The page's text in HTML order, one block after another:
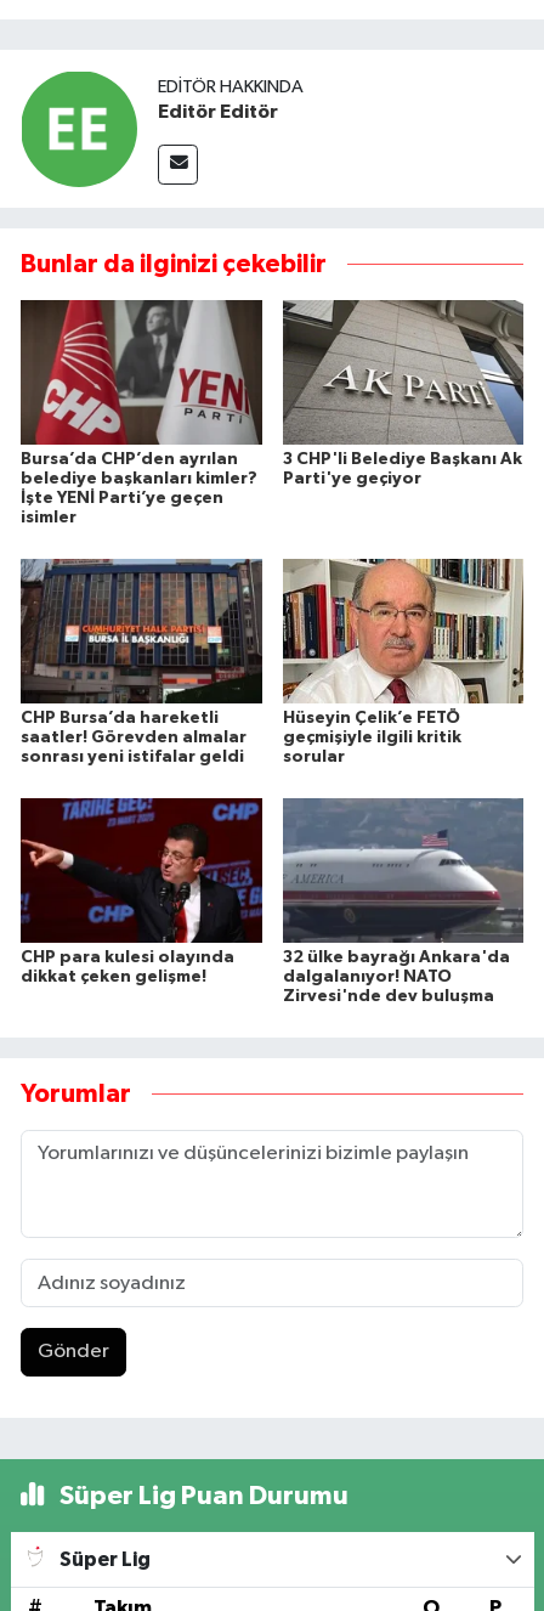
EDITÖR HAKKINDA
Editör Editör
Bunlar da ilginizi çekebilir
Bursa’da CHP’den ayrılan
belediye başkanları kimler?
İşte YENİ Parti’ye geçen
isimler
3 CHP'li Belediye Başkanı Ak
Parti'ye geçiyor
CHP Bursa’da hareketli
saatler! Görevden almalar
sonrası yeni istifalar geldi
Hüseyin Çelik’e FETÖ
geçmişiyle ilgili kritik
sorular
CHP para kulesi olayında
dikkat çeken gelişme!
32 ülke bayrağı Ankara'da
dalgalanıyor! NATO
Zirvesi'nde dev buluşma
Yorumlar
Gönder
Süper Lig Puan Durumu
Süper Lig